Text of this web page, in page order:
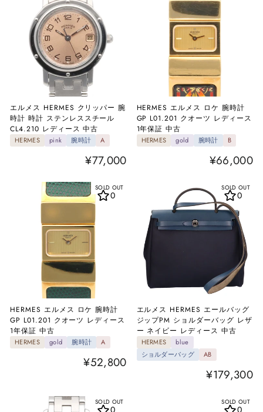
エルメス HERMES クリッパー 腕
時計 時計 ステンレススチール
CL4.210 レディース 中古
HERMES pink 腕時計 A
¥77,000
HERMES エルメス ロケ 腕時計
GP L01.201 クオーツ レディース
1年保証 中古
HERMES gold 腕時計 B
¥66,000
SOLD OUT
HERMES エルメス ロケ 腕時計
GP L01.201 クオーツ レディース
1年保証 中古
HERMES gold 腕時計 A
¥52,800
0
SOLD OUT
エルメス HERMES エールバッグ
ジップPM ショルダーバッグ レザ
ー ネイビー レディース 中古
HERMES
blue
ショルダーバッグ
AB
¥179,300
0
SOLD OUT SOLD OUT